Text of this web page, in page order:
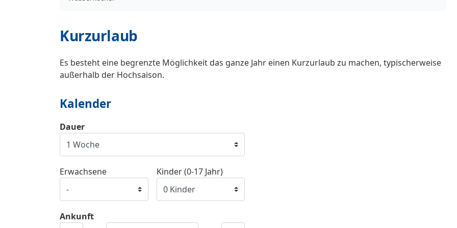
Kurzurlaub
Es besteht eine begrenzte Möglichkeit das ganze Jahr einen Kurzurlaub zu machen, typischerweise
außerhalb der Hochsaison.
Kalender
Ankunft
Dauer
Erwachsene Kinder (0-17 Jahr)